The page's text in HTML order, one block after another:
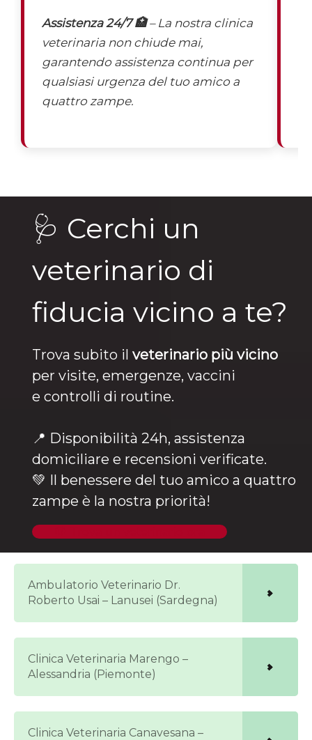
Assistenza 24/7 🏥– La nostra clinica
veterinaria non chiude mai,
garantendo assistenza continua per
qualsiasi urgenza del tuo amico a
quattro zampe.
🩺 Cerchi un
veterinario di
fiducia vicino a te?
Trova subito il veterinario più vicino
per visite, emergenze, vaccini
e controlli di routine.
📍 Disponibilità 24h, assistenza
domiciliare e recensioni verificate.
💚 Il benessere del tuo amico a quattro
zampe è la nostra priorità!
Ambulatorio Veterinario Dr.
Roberto Usai – Lanusei (Sardegna)
Clinica Veterinaria Marengo –
Alessandria (Piemonte)
Clinica Veterinaria Canavesana –